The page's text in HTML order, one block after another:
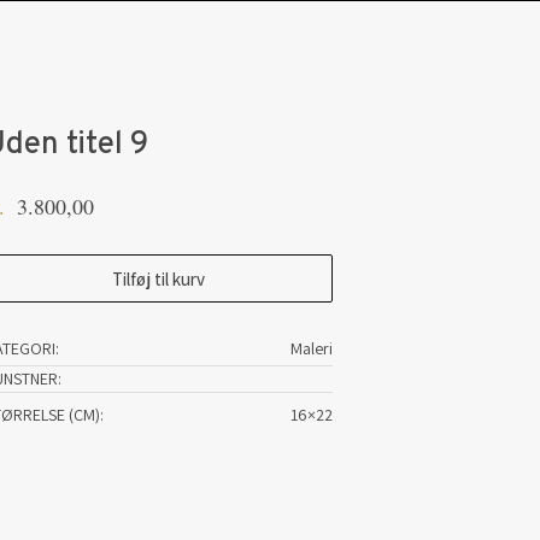
titel 9
3.800,00
Tilføj til kurv
Maleri
(CM)
16×22